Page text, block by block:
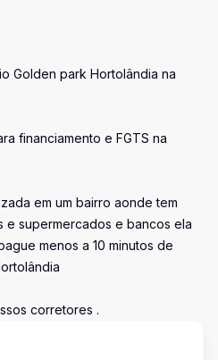
Golden park Hortolândia na
financiamento e FGTS na
em um bairro aonde tem
e supermercados e bancos ela
menos a 10 minutos de
corretores .